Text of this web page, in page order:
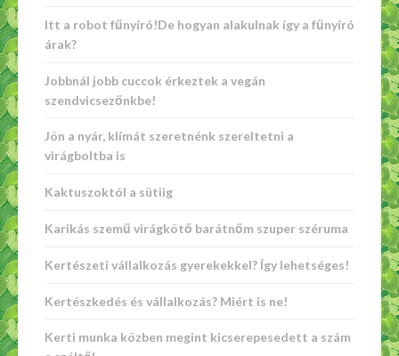
Itt a robot fűnyíró!De hogyan alakulnak így a fűnyíró
árak?
Jobbnál jobb cuccok érkeztek a vegán
szendvicsezőnkbe!
Jön a nyár, klímát szeretnénk szereltetni a
virágboltba is
Kaktuszoktól a sütiig
Karikás szemű virágkötő barátnőm szuper széruma
Kertészeti vállalkozás gyerekekkel? Így lehetséges!
Kertészkedés és vállalkozás? Miért is ne!
Kerti munka közben megint kicserepesedett a szám